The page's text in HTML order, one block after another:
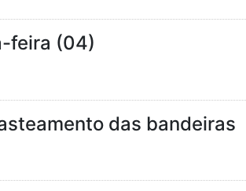
feira (04)
das bandeiras